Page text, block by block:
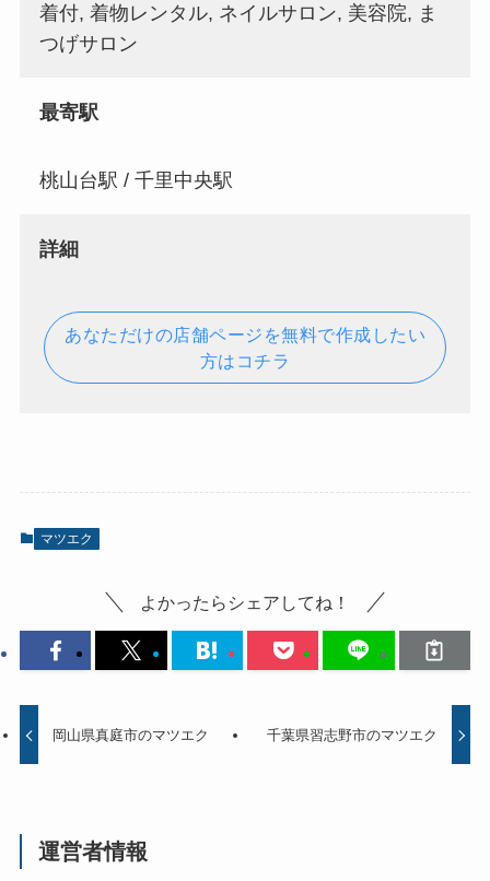
着付, 着物レンタル, ネイルサロン, 美容院, ま
つげサロン
最寄駅
桃山台駅 / 千里中央駅
詳細
あなただけの店舗ページを無料で作成したい
方はコチラ
マツエク
よかったらシェアしてね！
岡山県真庭市のマツエク 千葉県習志野市のマツエク
運営者情報